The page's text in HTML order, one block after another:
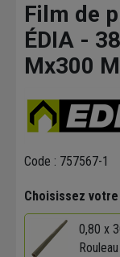
Film de
ÉDIA -
Mx300
Code : 757567-1
Choisissez
0,80 x